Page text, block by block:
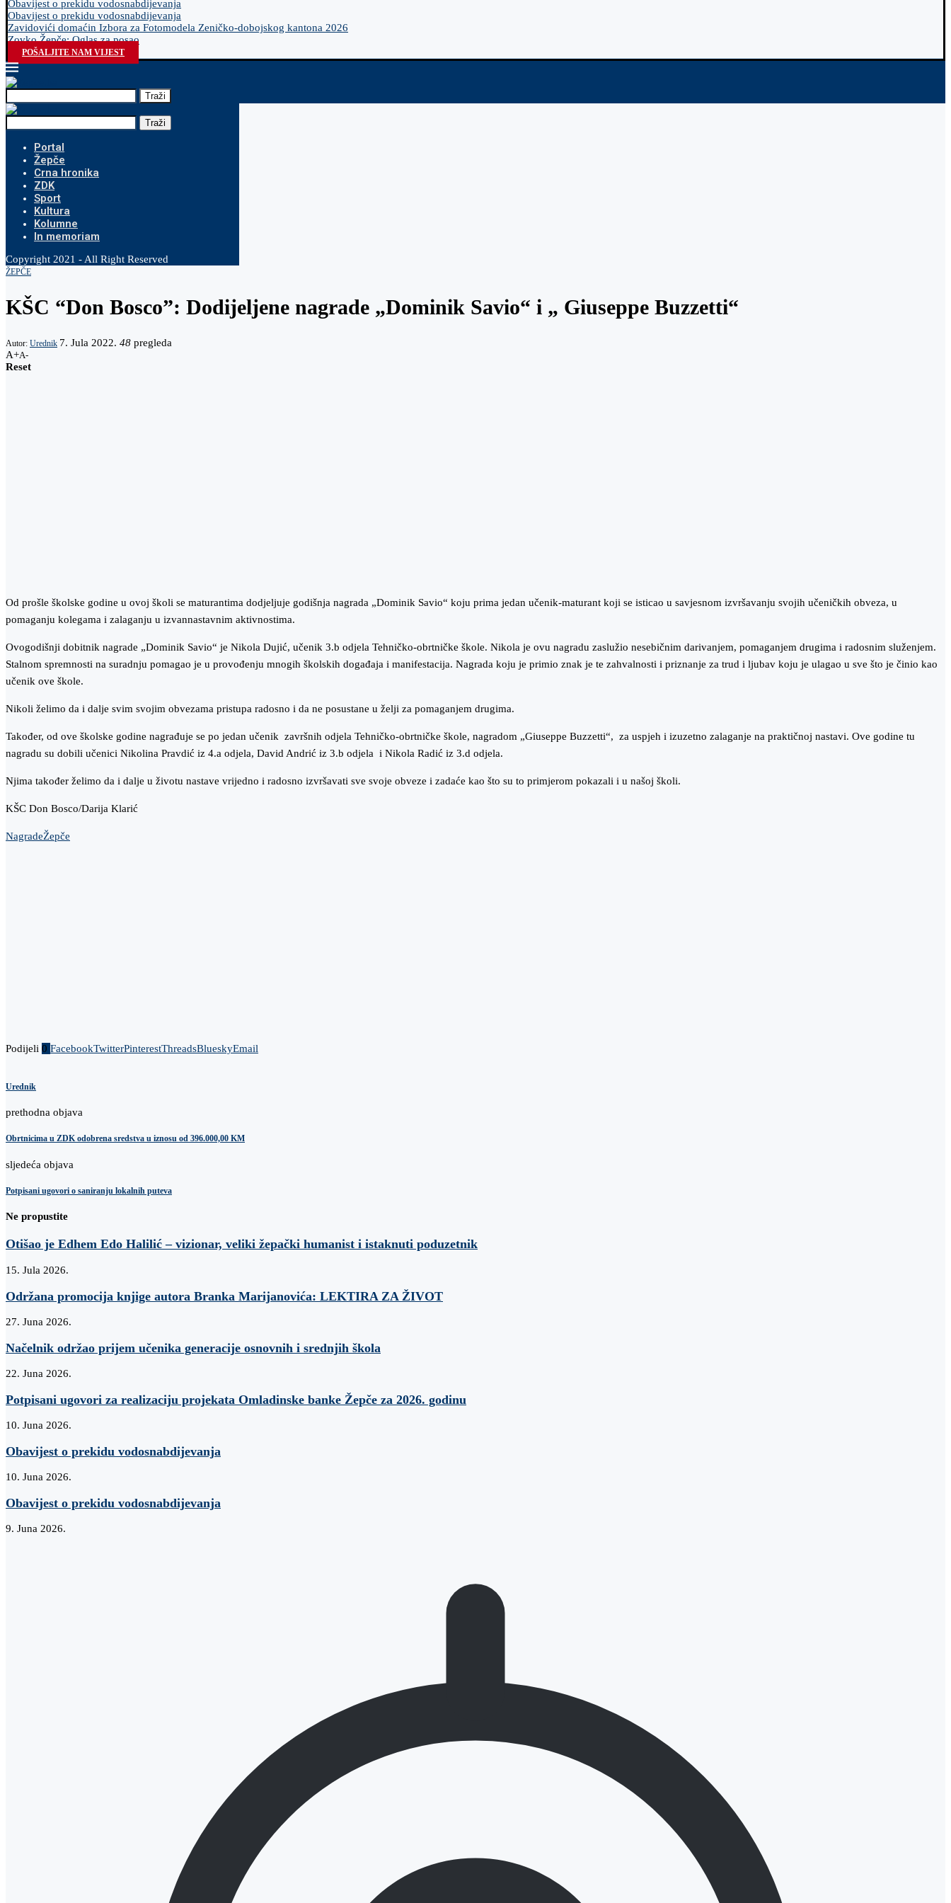
Obavijest o prekidu vodosnabdijevanja
Obavijest o prekidu vodosnabdijevanja
Zavidovići domaćin Izbora za Fotomodela Zeničko-dobojskog kantona 2026
Zovko Žepče: Oglas za posao
POŠALJITE NAM VIJEST
Traži
Traži
Portal
Žepče
Crna hronika
ZDK
Sport
Kultura
Kolumne
In memoriam
Copyright 2021 - All Right Reserved
ŽEPČE
KŠC “Don Bosco”: Dodijeljene nagrade „Dominik Savio“ i „ Giuseppe Buzzetti“
Autor: Urednik 7. Jula 2022. 48 pregleda
A+A-
Reset
Od prošle školske godine u ovoj školi se maturantima dodjeljuje godišnja nagrada „Dominik Savio“ koju prima jedan učenik-maturant koji se isticao u savjesnom izvršavanju svojih učeničkih obveza, u
pomaganju kolegama i zalaganju u izvannastavnim aktivnostima.
Ovogodišnji dobitnik nagrade „Dominik Savio“ je Nikola Dujić, učenik 3.b odjela Tehničko-obrtničke škole. Nikola je ovu nagradu zaslužio nesebičnim darivanjem, pomaganjem drugima i radosnim služenjem.
Stalnom spremnosti na suradnju pomagao je u provođenju mnogih školskih događaja i manifestacija. Nagrada koju je primio znak je te zahvalnosti i priznanje za trud i ljubav koju je ulagao u sve što je činio kao
učenik ove škole.
Nikoli želimo da i dalje svim svojim obvezama pristupa radosno i da ne posustane u želji za pomaganjem drugima.
Također, od ove školske godine nagrađuje se po jedan učenik završnih odjela Tehničko-obrtničke škole, nagradom „Giuseppe Buzzetti“, za uspjeh i izuzetno zalaganje na praktičnoj nastavi. Ove godine tu
nagradu su dobili učenici Nikolina Pravdić iz 4.a odjela, David Andrić iz 3.b odjela i Nikola Radić iz 3.d odjela.
Njima također želimo da i dalje u životu nastave vrijedno i radosno izvršavati sve svoje obveze i zadaće kao što su to primjerom pokazali i u našoj školi.
KŠC Don Bosco/Darija Klarić
NagradeŽepče
Podijeli 0 FacebookTwitterPinterestThreadsBlueskyEmail
Urednik
prethodna objava
Obrtnicima u ZDK odobrena sredstva u iznosu od 396.000,00 KM
sljedeća objava
Potpisani ugovori o saniranju lokalnih puteva
Ne propustite
Otišao je Edhem Edo Halilić – vizionar, veliki žepački humanist i istaknuti poduzetnik
15. Jula 2026.
Održana promocija knjige autora Branka Marijanovića: LEKTIRA ZA ŽIVOT
27. Juna 2026.
Načelnik održao prijem učenika generacije osnovnih i srednjih škola
22. Juna 2026.
Potpisani ugovori za realizaciju projekata Omladinske banke Žepče za 2026. godinu
10. Juna 2026.
Obavijest o prekidu vodosnabdijevanja
10. Juna 2026.
Obavijest o prekidu vodosnabdijevanja
9. Juna 2026.